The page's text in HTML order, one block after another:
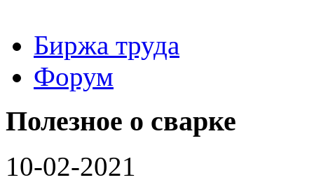
Биржа труда
Работодателю
Соискателю
Форум
Полезное о сварке
10-02-2021